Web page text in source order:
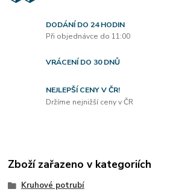
DODÁNÍ DO 24 HODIN
Při objednávce do 11:00
VRÁCENÍ DO 30 DNŮ
NEJLEPŠÍ CENY V ČR!
Držíme nejnižší ceny v ČR
Zboží zařazeno v kategoriích
Kruhové potrubí